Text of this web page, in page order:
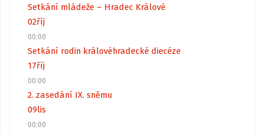
Setkání mládeže – Hradec Králové
02říj
00:00
Setkání rodin královéhradecké diecéze
17říj
00:00
2. zasedání IX. sněmu
09lis
00:00